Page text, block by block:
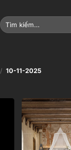
Tìm
kiếm:
/ 10-11-2025